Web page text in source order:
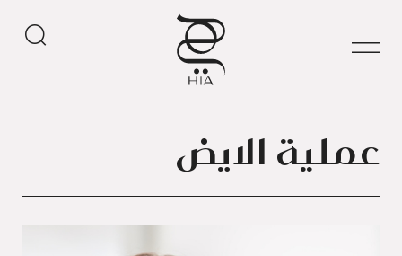
عملية الايض